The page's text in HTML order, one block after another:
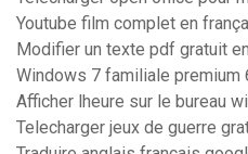
Youtube film complet en
Modifier un texte pdf gratuit
Windows 7 familiale premium
Afficher lheure sur le bureau
Telecharger jeux de guerre